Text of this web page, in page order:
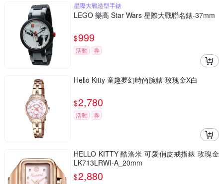
星際大戰造型手錶
LEGO 樂高 Star Wars 星際大戰聯名錶-37mm
$999
活動 券
Hello Kitty 童趣夢幻時尚腕錶-玫瑰金X白
$2,780
活動 券
HELLO KITTY 酷洛米 可愛俏皮戒指錶 玫瑰金
LK713LRWI-A_20mm
$2,880